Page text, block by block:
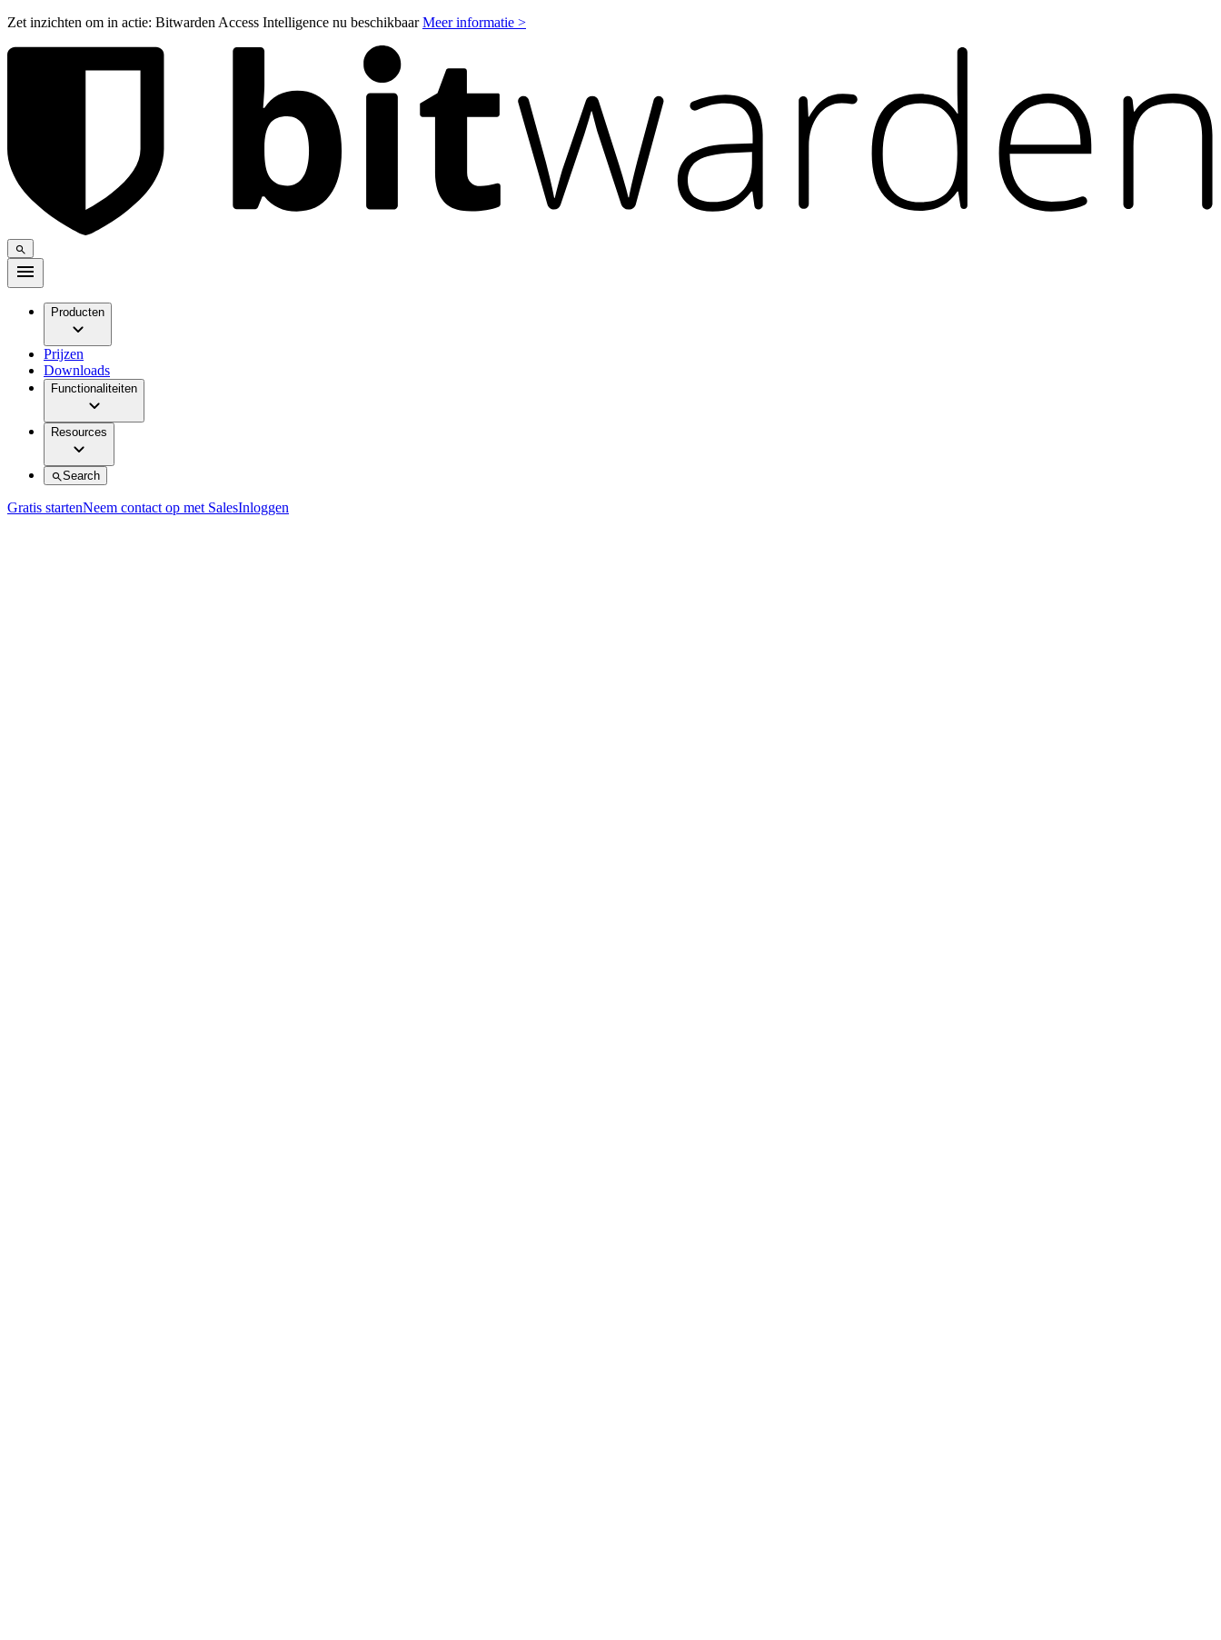
Zet inzichten om in actie: Bitwarden Access Intelligence nu beschikbaarMeer informatie >
Producten
Prijzen
Downloads
Functionaliteiten
Resources
Search
Gratis startenNeem contact op met SalesInloggen